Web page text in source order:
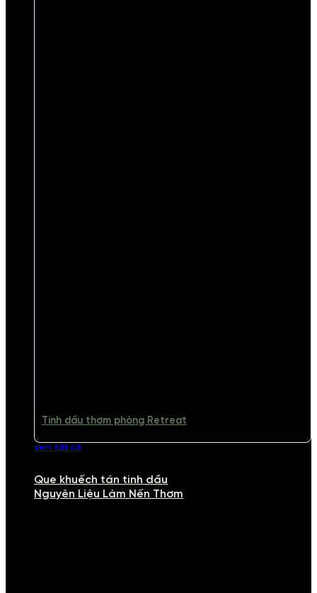
Tinh dầu thơm phòng Retreat
xem tất cả
Que khuếch tán tinh dầu
Nguyên Liệu Làm Nến Thơm